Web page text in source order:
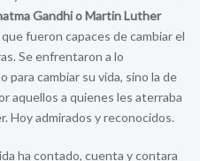
Gandhi o Martin Luther
fueron capaces de cambiar el
Se enfrentaron a lo
para cambiar su vida, sino la de
aquellos a quienes les aterraba
Hoy admirados y reconocidos.
ha contado, cuenta y contara